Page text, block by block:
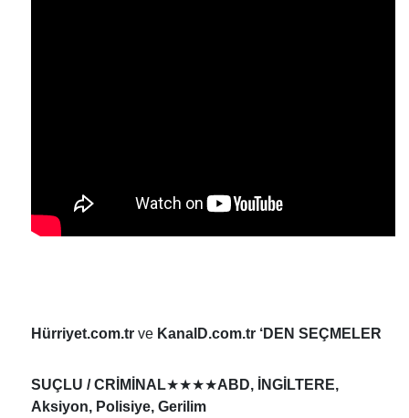
Hürriyet.com.tr ve KanalD.com.tr ‘DEN SEÇMELER
SUÇLU / CRİMİNAL★★★★ABD, İNGİLTERE,
Aksiyon, Polisiye, Gerilim